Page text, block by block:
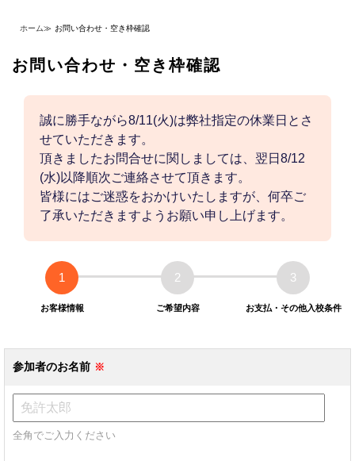
ホーム≫ お問い合わせ・空き枠確認
お問い合わせ・空き枠確認
誠に勝手ながら8/11(火)は弊社指定の休業日とさ
せていただきます。
頂きましたお問合せに関しましては、翌日8/12
(水)以降順次ご連絡させて頂きます。
皆様にはご迷惑をおかけいたしますが、何卒ご
了承いただきますようお願い申し上げます。
1
お客様情報
2
ご希望内容
3
お支払・その他入校条件
参加者のお名前
全角でご入力ください